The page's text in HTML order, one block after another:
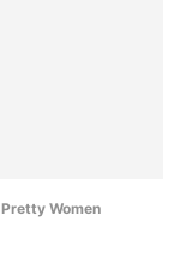
Pretty Women